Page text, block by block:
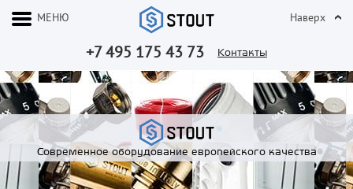
+7 495 175 43 73 Контакты
МЕНЮ Наверх
Современное оборудование европейского качества